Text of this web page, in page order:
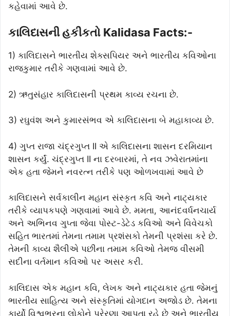
કહેવામાં આવે છે.
કાલિદાસની હકીકતો Kalidasa Facts:-
1) કાલિદાસને ભારતીય શેક્સપિયર અને ભારતીય કવિઓના
રાજકુમાર તરીકે ગણવામાં આવે છે.
2) ઋતુસંહાર કાલિદાસની પ્રથમ કાવ્ય રચના છે.
3) રઘુવંશ અને કુમારસંભવ એ કાલિદાસના બે મહાકાવ્ય છે.
4) ગુપ્ત રાજા ચંદ્રગુપ્ત II એ કાલિદાસના શાસન દરમિયાન
શાસન કર્યું. ચંદ્રગુપ્ત II ના દરબારમાં, તે નવ ઝવેરાતમાંના
એક હતા જેમને નવરત્ન તરીકે પણ ઓળખવામાં આવે છે
કાલિદાસને સર્વકાલીન મહાન સંસ્કૃત કવિ અને નાટ્યકાર
તરીકે વ્યાપકપણે ગણવામાં આવે છે. મમતા, આનંદવર્ધનચાર્ય
અને અભિનવ ગુપ્તા જેવા પોસ્ટ-ડેટેડ કવિઓ અને વિવેચકો
સહિત ભારતમાં તેમના તમામ પ્રશંસકો તેમની પ્રશંસા કરે છે.
તેમની કાવ્ય શૈલીએ પછીના તમામ કવિઓ તેમજ વીસમી
સદીના વર્તમાન કવિઓ પર અસર કરી.
કાલિદાસ એક મહાન કવિ, લેખક અને નાટ્યકાર હતા જેમનું
ભારતીય સાહિત્ય અને સંસ્કૃતિમાં યોગદાન અજોડ છે. તેમના
કાર્યો વિશ્વભરના લોકોને પ્રેરણા આપતા રહે છે અને ભારતીય